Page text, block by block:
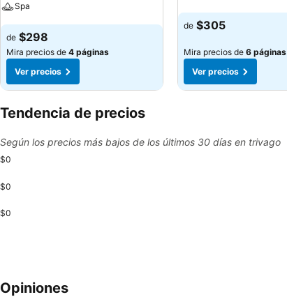
Spa
Ver precios
de $298
Mira precios de 4 páginas
Ver precios
Ver precios
de $305
Mira precios de 6 páginas
Ver precios
Tendencia de precios
Según los precios más bajos de los últimos 30 días en trivago
$0
$0
$0
Opiniones